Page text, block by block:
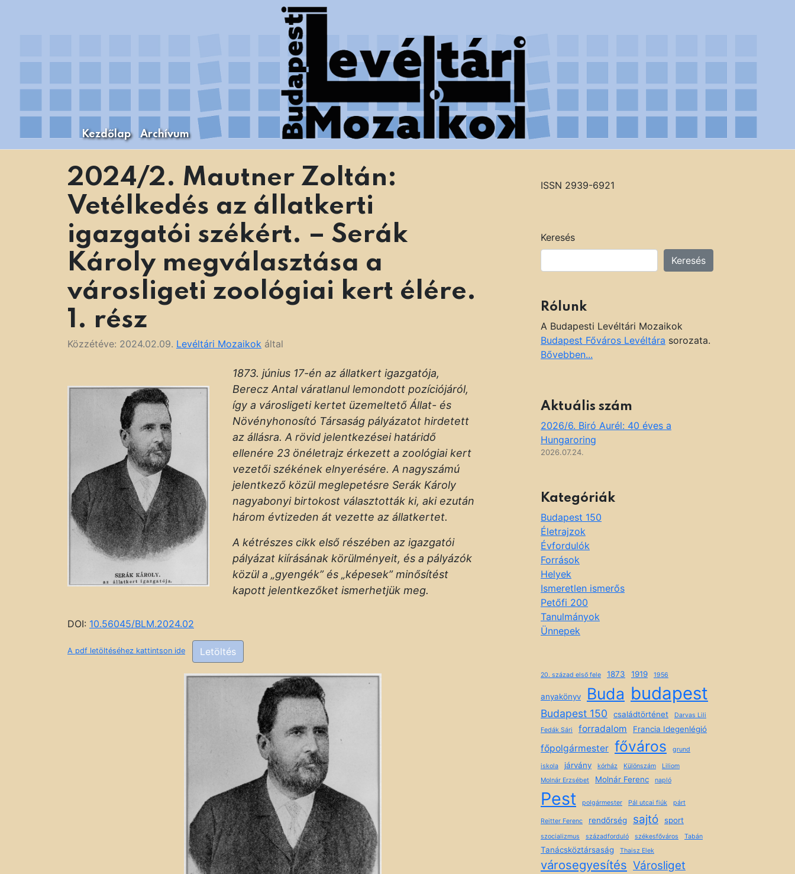
Levéltári Mozaikok
A Budapesti Levéltári Mozaikok Budapest Főváros Levéltára munkatársainak tanulmányai
Kezdőlap Archívum
2024/2. Mautner Zoltán:
Vetélkedés az állatkerti
igazgatói székért. – Serák
Károly megválasztása a
városligeti zoológiai kert élére.
1. rész
Közzétéve: 2024.02.09. Levéltári Mozaikok által
1873. június 17-én az állatkert igazgatója,
Berecz Antal váratlanul lemondott pozíciójáról,
így a városligeti kertet üzemeltető Állat- és
Növényhonosító Társaság pályázatot hirdetett
az állásra. A rövid jelentkezései határidő
ellenére 23 önéletrajz érkezett a zoológiai kert
vezetői székének elnyerésére. A nagyszámú
jelentkező közül meglepetésre Serák Károly
nagyabonyi birtokost választották ki, aki ezután
három évtizeden át vezette az állatkertet.
A kétrészes cikk első részében az igazgatói
pályázat kiírásának körülményeit, és a pályázók
közül a „gyengék” és „képesek” minősítést
kapott jelentkezőket ismerhetjük meg.
DOI: 10.56045/BLM.2024.02
A pdf letöltéséhez kattintson ide Letöltés
ISSN 2939-6921
Keresés
Keresés
Rólunk
A Budapesti Levéltári Mozaikok
Budapest Főváros Levéltára sorozata.
Bővebben...
Aktuális szám
2026/6. Biró Aurél: 40 éves a
Hungaroring
2026.07.24.
Kategóriák
Budapest 150
Életrajzok
Évfordulók
Források
Helyek
Ismeretlen ismerős
Petőfi 200
Tanulmányok
Ünnepek
20. század első fele 1873 1919 1956
anyakönyv Buda budapest
Budapest 150 családtörténet
Darvas Lili
Fedák Sári
forradalom Francia Idegenlégió
főpolgármester főváros grund
iskola járvány kórház Különszám
Liliom
Molnár Erzsébet
Molnár Ferenc napló
Pest polgármester Pál utcai fiúk párt
Reitter Ferenc rendőrség sajtó sport
szocializmus századforduló székesfőváros Tabán
Tanácsköztársaság Thaisz Elek
városegyesítés Városliget